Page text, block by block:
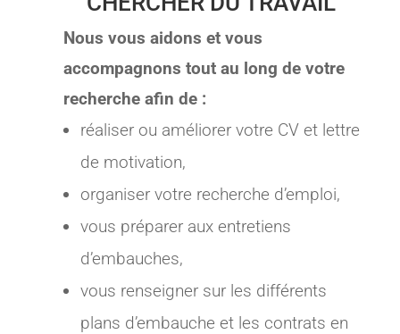
Nous vous aidons et vous
accompagnons tout au long de votre
recherche afin de :
réaliser ou améliorer votre CV et lettre
de motivation,
organiser votre recherche d’emploi,
vous préparer aux entretiens
d’embauches,
vous renseigner sur les différents
plans d’embauche et les contrats en